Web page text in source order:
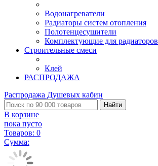
Водонагреватели
Радиаторы систем отопления
Полотенцесушители
Комплектующие для радиаторов
Строительные смеси
Клей
РАСПРОДАЖА
Распродажа Душевых кабин
Найти
В корзине
пока пусто
Товаров: 0
Сумма: